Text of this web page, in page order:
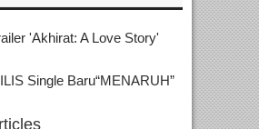
'Akhirat: A Love Story'
Single Baru“MENARUH”